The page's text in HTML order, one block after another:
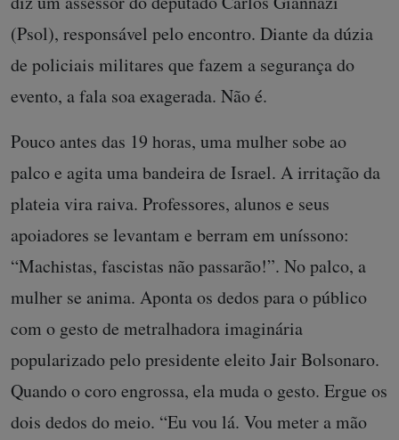
(Psol), responsável pelo encontro. Diante da dúzia
de policiais militares que fazem a segurança do
evento, a fala soa exagerada. Não é.
Pouco antes das 19 horas, uma mulher sobe ao
palco e agita uma bandeira de Israel. A irritação da
plateia vira raiva. Professores, alunos e seus
apoiadores se levantam e berram em uníssono:
“Machistas, fascistas não passarão!”. No palco, a
mulher se anima. Aponta os dedos para o público
com o gesto de metralhadora imaginária
popularizado pelo presidente eleito Jair Bolsonaro.
Quando o coro engrossa, ela muda o gesto. Ergue os
dois dedos do meio. “Eu vou lá. Vou meter a mão